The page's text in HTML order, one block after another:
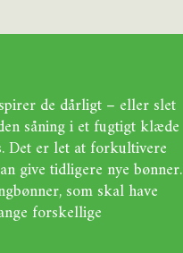
de dårligt – eller slet
såning i et fugtigt klæde
Det er let at forkultivere
give tidligere nye bønner.
som skal have
forskellige